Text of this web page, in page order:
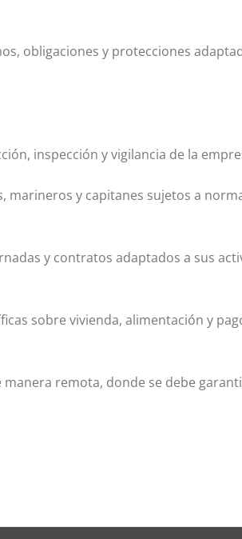
obligaciones y protecciones
inspección y vigilancia de la
marineros y capitanes sujetos a
y contratos adaptados a sus
sobre vivienda, alimentación y
remota, donde se debe